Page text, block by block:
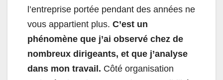
l’entreprise portée pendant des années ne
vous appartient plus. C’est un
phénomène que j’ai observé chez de
nombreux dirigeants, et que j’analyse
dans mon travail. Côté organisation